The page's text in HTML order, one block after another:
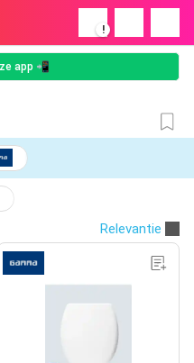
!
app 📲
Relevantie